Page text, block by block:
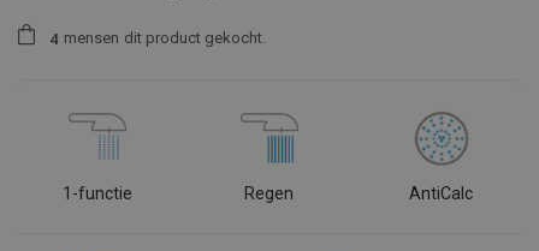
4 mensen dit product gekocht.
1-functie Regen AntiCalc